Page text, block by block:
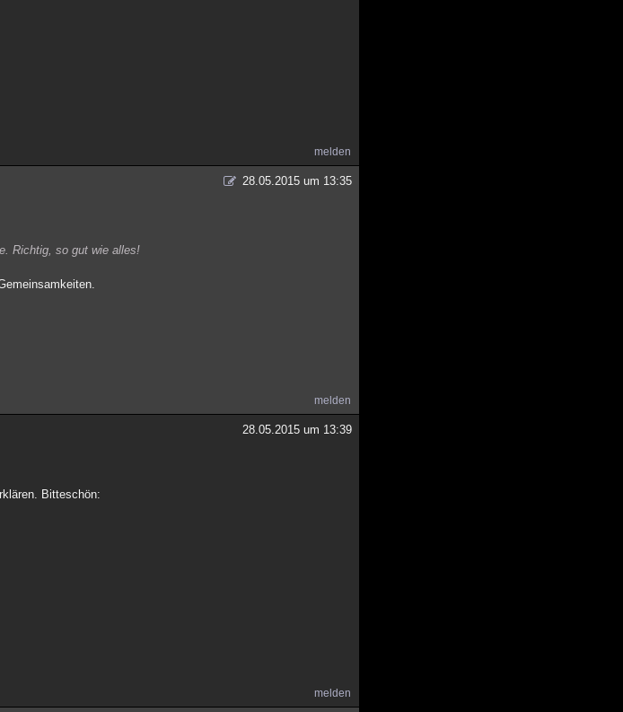
melden
28.05.2015 um 13:35
Richtig, so gut wie alles!
melden
28.05.2015 um 13:39
Bitteschön:
melden